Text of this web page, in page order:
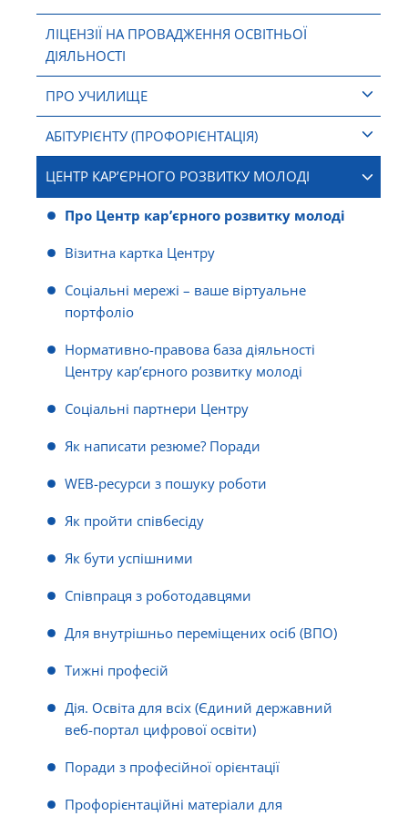
ЛІЦЕНЗІЇ НА ПРОВАДЖЕННЯ ОСВІТНЬОЇ
ДІЯЛЬНОСТІ
ПРО УЧИЛИЩЕ
АБІТУРІЄНТУ (ПРОФОРІЄНТАЦІЯ)
ЦЕНТР КАР’ЄРНОГО РОЗВИТКУ МОЛОДІ
Про Центр кар’єрного розвитку молоді
Візитна картка Центру
Соціальні мережі – ваше віртуальне
портфоліо
Нормативно-правова база діяльності
Центру кар’єрного розвитку молоді
Соціальні партнери Центру
Як написати резюме? Поради
WEB-ресурси з пошуку роботи
Як пройти співбесіду
Як бути успішними
Співпраця з роботодавцями
Для внутрішньо переміщених осіб (ВПО)
Тижні професій
Дія. Освіта для всіх (Єдиний державний
веб-портал цифрової освіти)
Поради з професійної орієнтації
Профорієнтаційні матеріали для